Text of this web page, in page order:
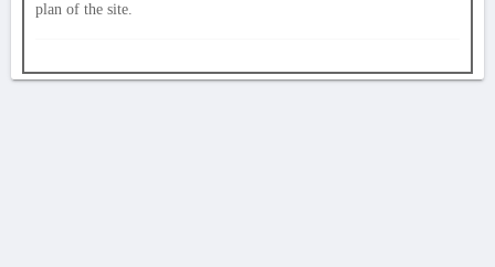
plan of the site.